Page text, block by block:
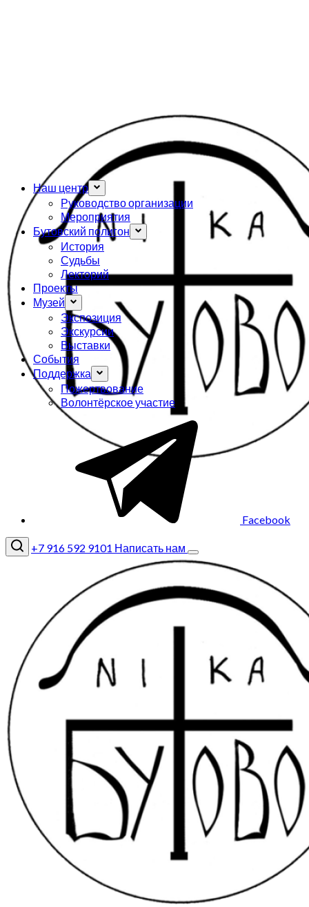
Наш центр
Руководство организации
Мероприятия
Бутовский полигон
История
Судьбы
Лекторий
Проекты
Музей
Экспозиция
Экскурсии
Выставки
События
Поддержка
Пожертвование
Волонтёрское участие
Facebook
+7 916 592 9101 Написать нам